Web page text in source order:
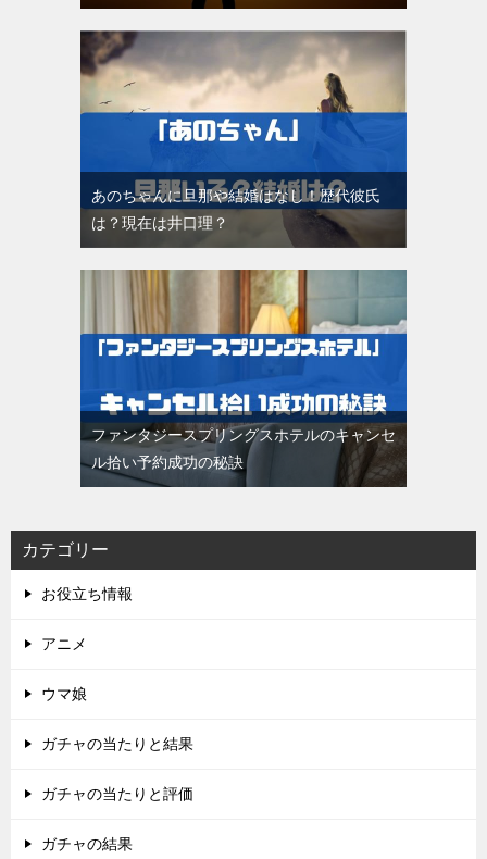
あのちゃんに旦那や結婚はなし！歴代彼氏
は？現在は井口理？
ファンタジースプリングスホテルのキャンセ
ル拾い予約成功の秘訣
カテゴリー
お役立ち情報
アニメ
ウマ娘
ガチャの当たりと結果
ガチャの当たりと評価
ガチャの結果